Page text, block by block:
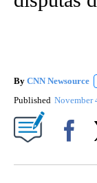
By CNN Newsource
Published November